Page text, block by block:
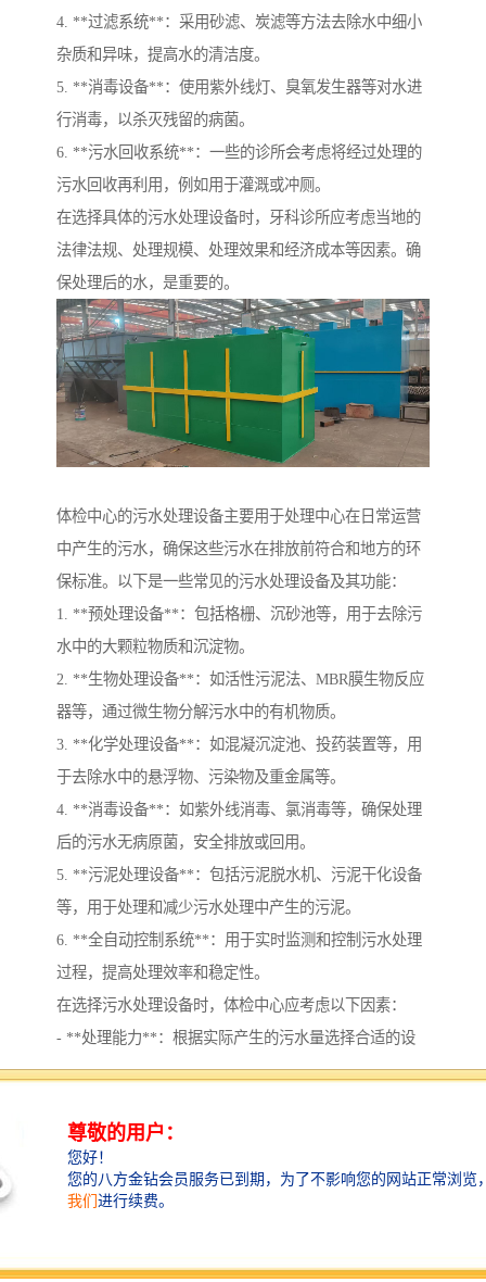
4. **过滤系统**：采用砂滤、炭滤等方法去除水中细小
杂质和异味，提高水的清洁度。
5. **消毒设备**：使用紫外线灯、臭氧发生器等对水进
行消毒，以杀灭残留的病菌。
6. **污水回收系统**：一些的诊所会考虑将经过处理的
污水回收再利用，例如用于灌溉或冲厕。
在选择具体的污水处理设备时，牙科诊所应考虑当地的
法律法规、处理规模、处理效果和经济成本等因素。确
保处理后的水，是重要的。
体检中心的污水处理设备主要用于处理中心在日常运营
中产生的污水，确保这些污水在排放前符合和地方的环
保标准。以下是一些常见的污水处理设备及其功能：
1. **预处理设备**：包括格栅、沉砂池等，用于去除污
水中的大颗粒物质和沉淀物。
2. **生物处理设备**：如活性污泥法、MBR膜生物反应
器等，通过微生物分解污水中的有机物质。
3. **化学处理设备**：如混凝沉淀池、投药装置等，用
于去除水中的悬浮物、污染物及重金属等。
4. **消毒设备**：如紫外线消毒、氯消毒等，确保处理
后的污水无病原菌，安全排放或回用。
5. **污泥处理设备**：包括污泥脱水机、污泥干化设备
等，用于处理和减少污水处理中产生的污泥。
6. **全自动控制系统**：用于实时监测和控制污水处理
过程，提高处理效率和稳定性。
在选择污水处理设备时，体检中心应考虑以下因素：
- **处理能力**：根据实际产生的污水量选择合适的设
备。
- **运行成本**：考虑设备的维护和运营费用。
- **环保措施**：确保设备，减少对环境的影响。
建议在选购设备时咨询的水处理公司，以获得的方案和